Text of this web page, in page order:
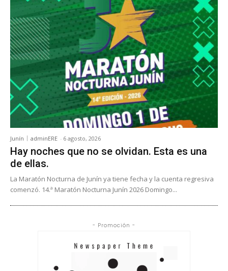
Junín adminERE - 6 agosto, 2026
Hay noches que no se olvidan. Esta es una
de ellas.
La Maratón Nocturna de Junín ya tiene fecha y la cuenta regresiva
comenzó. 14.ª Maratón Nocturna Junín 2026 Domingo...
- Promoción -